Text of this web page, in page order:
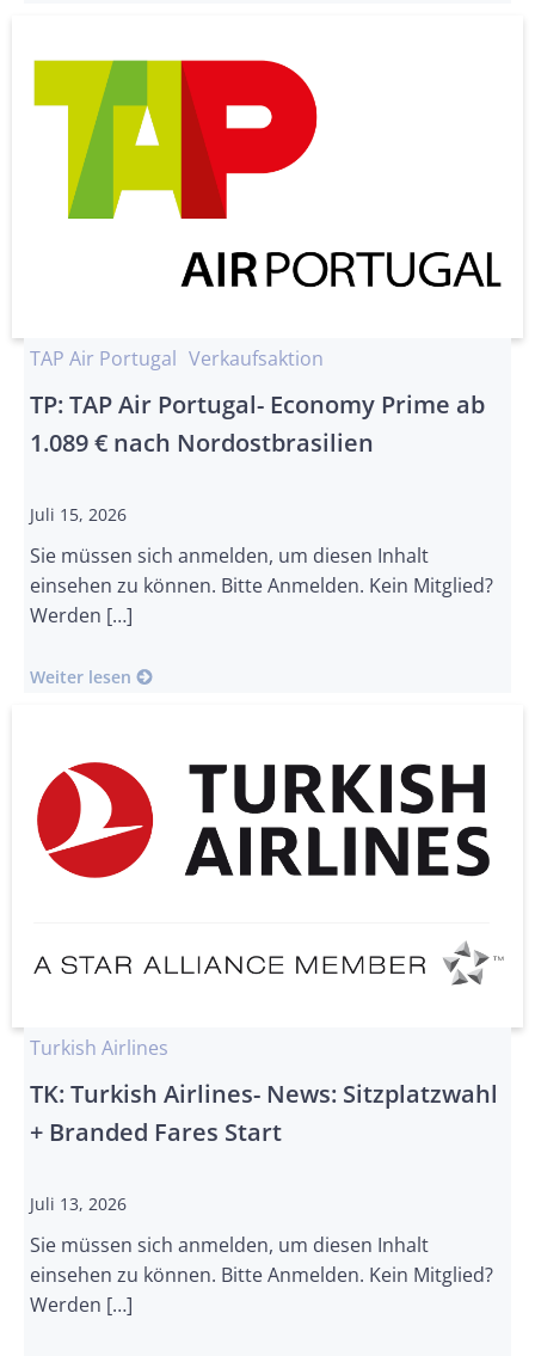
TAP Air Portugal Verkaufsaktion
TP: TAP Air Portugal- Economy Prime ab
1.089 € nach Nordostbrasilien
Juli 15, 2026
Sie müssen sich anmelden, um diesen Inhalt
einsehen zu können. Bitte Anmelden. Kein Mitglied?
Werden […]
Weiter lesen
Turkish Airlines
TK: Turkish Airlines- News: Sitzplatzwahl
+ Branded Fares Start
Juli 13, 2026
Sie müssen sich anmelden, um diesen Inhalt
einsehen zu können. Bitte Anmelden. Kein Mitglied?
Werden […]